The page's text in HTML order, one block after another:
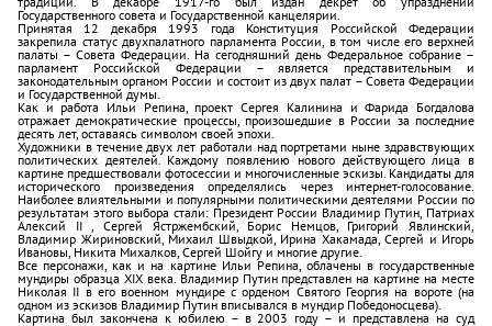
Государственного совета и Государственной канцелярии.
Принятая 12 декабря 1993 года Конституция Российской Федерации
закрепила статус двухпалатного парламента России, в том числе его верхней
палаты – Совета Федерации. На сегодняшний день Федеральное собрание –
парламент Российской Федерации – является представительным и
законодательным органом России и состоит из двух палат – Совета Федерации
и Государственной думы.
Как и работа Ильи Репина, проект Сергея Калинина и Фарида Богдалова
отражает демократические процессы, произошедшие в России за последние
десять лет, оставаясь символом своей эпохи.
Художники в течение двух лет работали над портретами ныне здравствующих
политических деятелей. Каждому появлению нового действующего лица в
картине предшествовали фотосессии и многочисленные эскизы. Кандидаты для
исторического произведения определялись через интернет-голосование.
Наиболее влиятельными и популярными политическими деятелями России по
результатам этого выбора стали: Президент России Владимир Путин, Патриах
Алексий II , Сергей Ястржембский, Борис Немцов, Григорий Явлинский,
Владимир Жириновский, Михаил Швыдкой, Ирина Хакамада, Сергей и Игорь
Ивановы, Никита Михалков, Сергей Шойгу и многие другие.
Все персонажи, как и на картине Ильи Репина, облачены в государственные
мундиры образца XIX века. Владимир Путин представлен на картине на месте
Николая II в его военном мундире с орденом Святого Георгия на вороте (на
одном из эскизов Владимир Путин вписывался в мундир Победоносцева).
Картина был закончена к юбилею – в 2003 году – и представлена на суд